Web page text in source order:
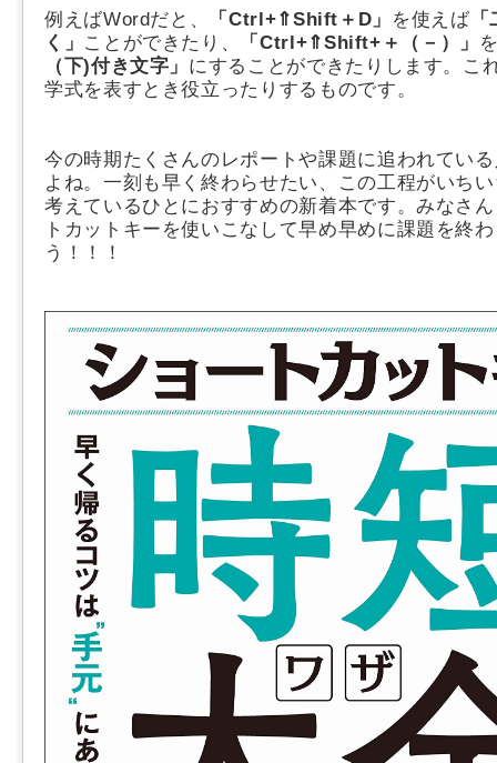
例えばWordだと、 「Ctrl+⇑Shift＋D」 を使えば「
く」 ことができたり、 「Ctrl+⇑Shift+＋（－）」
（下)付き文字」 にすることができたりします。こ
学式を表すとき役立ったりするものです。
今の時期たくさんのレポートや課題に追われてい
よね。一刻も早く終わらせたい、この工程がいち
考えているひとにおすすめの新着本です。みなさ
トカットキーを使いこなして早め早めに課題を終
う！！！